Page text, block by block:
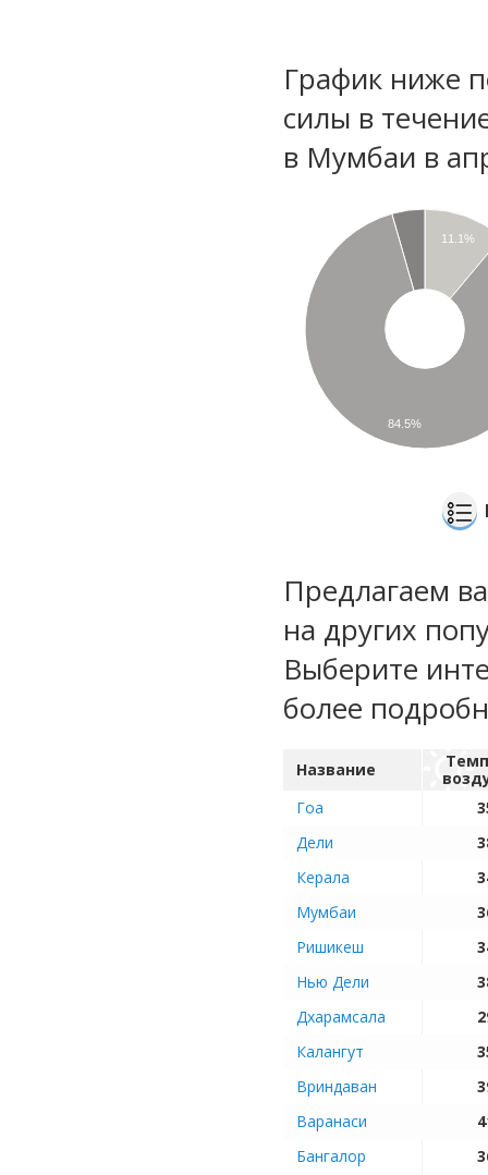
График ниже
силы в
в Мумбаи в
11.1%
84.5%
Предлагаем
на других
Выберите
более
Название
Гоа
Дели
Керала
Мумбаи
Ришикеш
Нью Дели
Дхарамсала
Калангут
Вриндаван
Варанаси
Бангалор